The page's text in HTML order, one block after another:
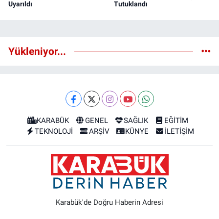
Uyarıldı
Tutuklandı
Yükleniyor...
KARABÜK GENEL SAĞLIK
EĞİTİM
TEKNOLOJİ
ARŞİV KÜNYE İLETİŞİM
Karabük'de Doğru Haberin Adresi